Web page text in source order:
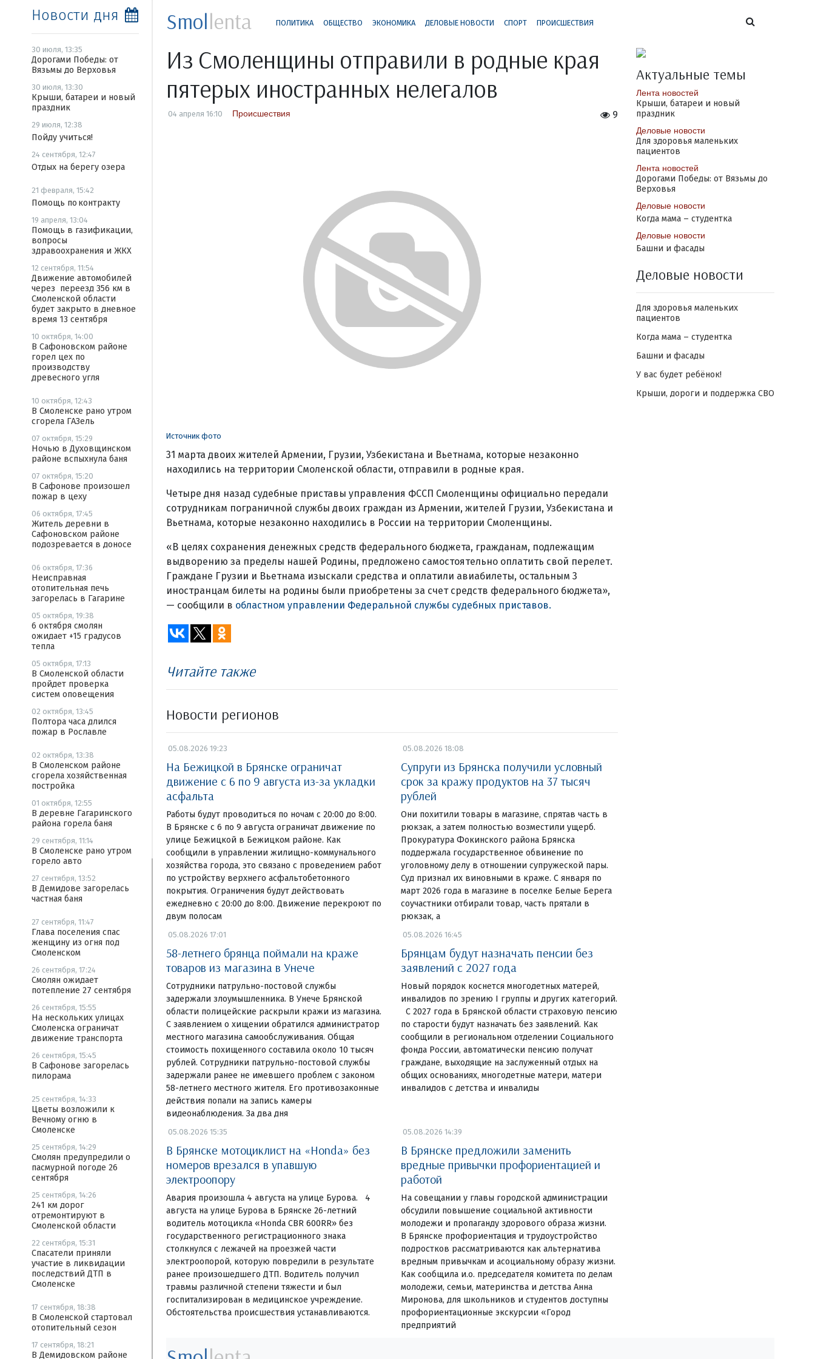
Новости дня
30 июля, 13:35
Дорогами Победы: от
Вязьмы до Верховья
30 июля, 13:30
Крыши, батареи и новый
праздник
29 июля, 12:38
Пойду учиться!
24 сентября, 12:47
Отдых на берегу озера
21 февраля, 15:42
Помощь по контракту
19 апреля, 13:04
Помощь в газификации,
вопросы
здравоохранения и ЖКХ
12 сентября, 11:54
Движение автомобилей
через переезд 356 км в
Смоленской области
будет закрыто в дневное
время 13 сентября
10 октября, 14:00
В Сафоновском районе
горел цех по
производству
древесного угля
10 октября, 12:43
В Смоленске рано утром
сгорела ГАЗель
07 октября, 15:29
Ночью в Духовщинском
районе вспыхнула баня
07 октября, 15:20
В Сафонове произошел
пожар в цеху
06 октября, 17:45
Житель деревни в
Сафоновском районе
подозревается в доносе
06 октября, 17:36
Неисправная
отопительная печь
загорелась в Гагарине
05 октября, 19:38
6 октября смолян
ожидает +15 градусов
тепла
05 октября, 17:13
В Смоленской области
пройдет проверка
систем оповещения
02 октября, 13:45
Полтора часа длился
пожар в Рославле
02 октября, 13:38
В Смоленском районе
сгорела хозяйственная
постройка
01 октября, 12:55
В деревне Гагаринского
района горела баня
29 сентября, 11:14
В Смоленске рано утром
горело авто
27 сентября, 13:52
В Демидове загорелась
частная баня
27 сентября, 11:47
Глава поселения спас
женщину из огня под
Смоленском
26 сентября, 17:24
Смолян ожидает
потепление 27 сентября
26 сентября, 15:55
На нескольких улицах
Смоленска ограничат
движение транспорта
26 сентября, 15:45
В Сафонове загорелась
пилорама
25 сентября, 14:33
Цветы возложили к
Вечному огню в
Смоленске
25 сентября, 14:29
Смолян предупредили о
пасмурной погоде 26
сентября
25 сентября, 14:26
241 км дорог
отремонтируют в
Смоленской области
22 сентября, 15:31
Спасатели приняли
участие в ликвидации
последствий ДТП в
Смоленске
17 сентября, 18:38
В Смоленской стартовал
отопительный сезон
17 сентября, 18:21
В Демидовском районе
Smollenta ПОЛИТИКА ОБЩЕСТВО ЭКОНОМИКА ДЕЛОВЫЕ НОВОСТИ СПОРТ ПРОИСШЕСТВИЯ
Из Смоленщины отправили в родные края
пятерых иностранных нелегалов
9
04 апреля 16:10 Происшествия
Источник фото
31 марта двоих жителей Армении, Грузии, Узбекистана и Вьетнама, которые незаконно
находились на территории Смоленской области, отправили в родные края.
Четыре дня назад судебные приставы управления ФССП Смоленщины официально передали
сотрудникам пограничной службы двоих граждан из Армении, жителей Грузии, Узбекистана и
Вьетнама, которые незаконно находились в России на территории Смоленщины.
«В целях сохранения денежных средств федерального бюджета, гражданам, подлежащим
выдворению за пределы нашей Родины, предложено самостоятельно оплатить свой перелет.
Граждане Грузии и Вьетнама изыскали средства и оплатили авиабилеты, остальным 3
иностранцам билеты на родины были приобретены за счет средств федерального бюджета»,
— сообщили в областном управлении Федеральной службы судебных приставов.
Читайте также
Новости регионов
05.08.2026 19:23
На Бежицкой в Брянске ограничат
движение с 6 по 9 августа из-за укладки
асфальта
Работы будут проводиться по ночам с 20:00 до 8:00.
В Брянске с 6 по 9 августа ограничат движение по
улице Бежицкой в Бежицком районе. Как
сообщили в управлении жилищно-коммунального
хозяйства города, это связано с проведением работ
по устройству верхнего асфальтобетонного
покрытия. Ограничения будут действовать
ежедневно с 20:00 до 8:00. Движение перекроют по
двум полосам
05.08.2026 18:08
Супруги из Брянска получили условный
срок за кражу продуктов на 37 тысяч
рублей
Они похитили товары в магазине, спрятав часть в
рюкзак, а затем полностью возместили ущерб.
Прокуратура Фокинского района Брянска
поддержала государственное обвинение по
уголовному делу в отношении супружеской пары.
Суд признал их виновными в краже. С января по
март 2026 года в магазине в поселке Белые Берега
соучастники отбирали товар, часть прятали в
рюкзак, а
05.08.2026 17:01
58-летнего брянца поймали на краже
товаров из магазина в Унече
Сотрудники патрульно-постовой службы
задержали злоумышленника. В Унече Брянской
области полицейские раскрыли кражи из магазина.
С заявлением о хищении обратился администратор
местного магазина самообслуживания. Общая
стоимость похищенного составила около 10 тысяч
рублей. Сотрудники патрульно-постовой службы
задержали ранее не имевшего проблем с законом
58-летнего местного жителя. Его противозаконные
действия попали на запись камеры
видеонаблюдения. За два дня
05.08.2026 16:45
Брянцам будут назначать пенсии без
заявлений с 2027 года
Новый порядок коснется многодетных матерей,
инвалидов по зрению I группы и других категорий.
С 2027 года в Брянской области страховую пенсию
по старости будут назначать без заявлений. Как
сообщили в региональном отделении Социального
фонда России, автоматически пенсию получат
граждане, выходящие на заслуженный отдых на
общих основаниях, многодетные матери, матери
инвалидов с детства и инвалиды
05.08.2026 15:35
В Брянске мотоциклист на «Honda» без
номеров врезался в упавшую
электроопору
Авария произошла 4 августа на улице Бурова. 4
августа на улице Бурова в Брянске 26-летний
водитель мотоцикла «Honda CBR 600RR» без
государственного регистрационного знака
столкнулся с лежачей на проезжей части
электроопорой, которую повредили в результате
ранее произошедшего ДТП. Водитель получил
травмы различной степени тяжести и был
госпитализирован в медицинское учреждение.
Обстоятельства происшествия устанавливаются.
05.08.2026 14:39
В Брянске предложили заменить
вредные привычки профориентацией и
работой
На совещании у главы городской администрации
обсудили повышение социальной активности
молодежи и пропаганду здорового образа жизни.
В Брянске профориентация и трудоустройство
подростков рассматриваются как альтернатива
вредным привычкам и асоциальному образу жизни.
Как сообщила и.о. председателя комитета по делам
молодежи, семьи, материнства и детства Анна
Миронова, для школьников и студентов доступны
профориентационные экскурсии «Город
предприятий
Актуальные темы
Лента новостей
Крыши, батареи и новый
праздник
Деловые новости
Для здоровья маленьких
пациентов
Лента новостей
Дорогами Победы: от Вязьмы до
Верховья
Деловые новости
Когда мама – студентка
Деловые новости
Башни и фасады
Деловые новости
Для здоровья маленьких
пациентов
Когда мама – студентка
Башни и фасады
У вас будет ребёнок!
Крыши, дороги и поддержка СВО